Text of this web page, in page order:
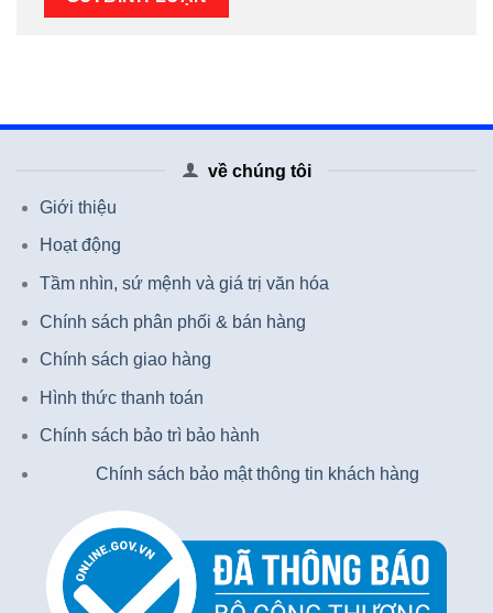
về chúng tôi
Giới thiệu
Hoạt động
Tầm nhìn, sứ mệnh và giá trị văn hóa
Chính sách phân phối & bán hàng
Chính sách giao hàng
Hình thức thanh toán
Chính sách bảo trì bảo hành
Chính sách bảo mật thông tin khách hàng